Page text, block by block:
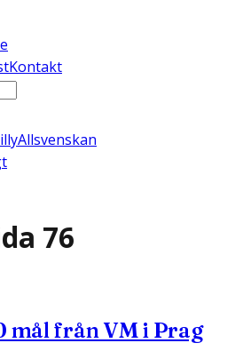
Kontakt
Allsvenskan
76
mål från VM i Prag